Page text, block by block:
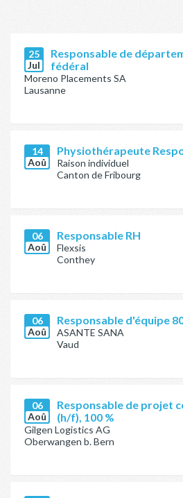
25
Jul
Responsable de
fédéral
Moreno Placements SA
Lausanne
14
Aoû
Physiothérapeute
Raison individuel
Canton de Fribourg
06
Aoû
Responsable RH
Flexsis
Conthey
06
Aoû
Responsable d'équipe
ASANTE SANA
Vaud
06
Aoû
Responsable de projet
(h/f), 100 %
Gilgen Logistics AG
Oberwangen b. Bern